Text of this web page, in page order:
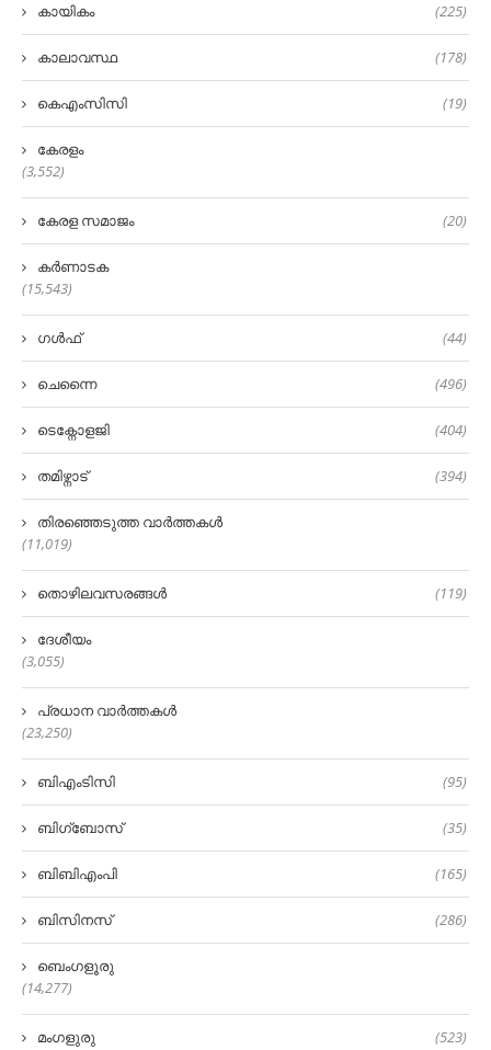
കായികം (225)
കാലാവസ്ഥ (178)
കെഎംസിസി (19)
കേരളം
(3,552)
കേരള സമാജം (20)
കർണാടക
(15,543)
ഗൾഫ് (44)
ചെന്നൈ (496)
ടെക്നോളജി (404)
തമിഴ്നാട് (394)
തിരഞ്ഞെടുത്ത വാർത്തകൾ
(11,019)
തൊഴിലവസരങ്ങൾ (119)
ദേശീയം
(3,055)
പ്രധാന വാർത്തകൾ
(23,250)
ബിഎംടിസി (95)
ബിഗ്‌ബോസ് (35)
ബിബിഎംപി (165)
ബിസിനസ് (286)
ബെംഗളൂരു
(14,277)
മംഗളുരു (523)